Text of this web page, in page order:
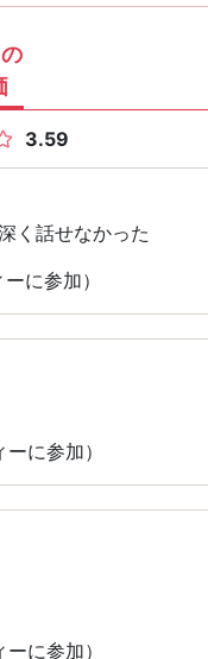
3.59
く話せなかった
に参加）
に参加）
に参加）